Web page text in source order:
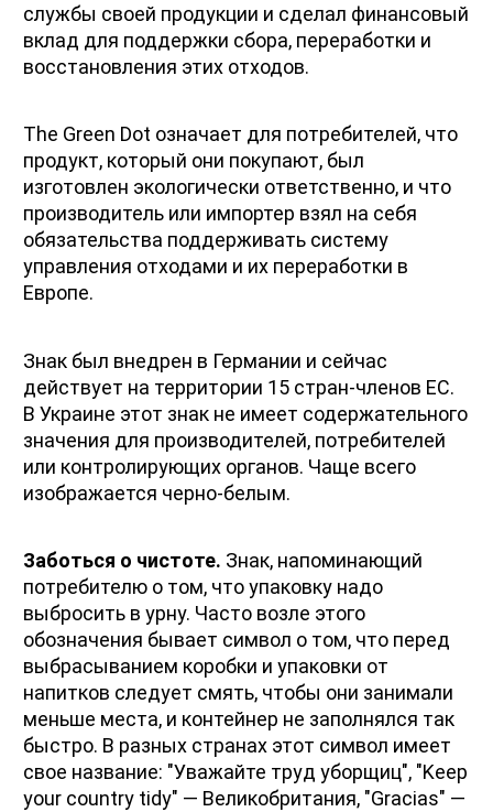
службы своей продукции и сделал финансовый
вклад для поддержки сбора, переработки и
восстановления этих отходов.
The Green Dot означает для потребителей, что
продукт, который они покупают, был
изготовлен экологически ответственно, и что
производитель или импортер взял на себя
обязательства поддерживать систему
управления отходами и их переработки в
Европе.
Знак был внедрен в Германии и сейчас
действует на территории 15 стран-членов ЕС.
В Украине этот знак не имеет содержательного
значения для производителей, потребителей
или контролирующих органов. Чаще всего
изображается черно-белым.
Заботься о чистоте. Знак, напоминающий
потребителю о том, что упаковку надо
выбросить в урну. Часто возле этого
обозначения бывает символ о том, что перед
выбрасыванием коробки и упаковки от
напитков следует смять, чтобы они занимали
меньше места, и контейнер не заполнялся так
быстро. В разных странах этот символ имеет
свое название: "Уважайте труд уборщиц", "Keep
your country tidy" — Великобритания, "Gracias" —